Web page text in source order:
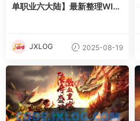
单职业六大陆】最新整理WIN
JXLOG 2025-08-19